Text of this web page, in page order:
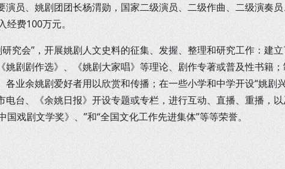
演员、姚剧团团长杨渭勋，国家二级演员、二级作曲、二级演奏
费100万元。
究会”，开展姚剧人文史料的征集、发握、整理和研究工作：
姚剧剧作选》、《姚剧大家唱》等理论、剧作专著或普及性书籍
各业余姚剧爱好者用以欣赏和传播；在一些小学和中学开设“姚
电台、《余姚日报》开设专题或专栏，进行互动、直播、重播，
国戏剧文学奖》、”和“全国文化工作先进集体”等等荣誉。